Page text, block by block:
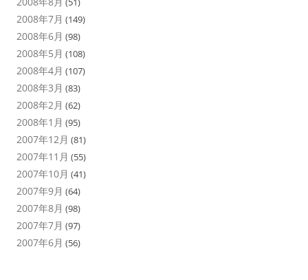
2008年7月 (149)
2008年6月 (98)
2008年5月 (108)
2008年4月 (107)
2008年3月 (83)
2008年2月 (62)
2008年1月 (95)
2007年12月 (81)
2007年11月 (55)
2007年10月 (41)
2007年9月 (64)
2007年8月 (98)
2007年7月 (97)
2007年6月 (56)